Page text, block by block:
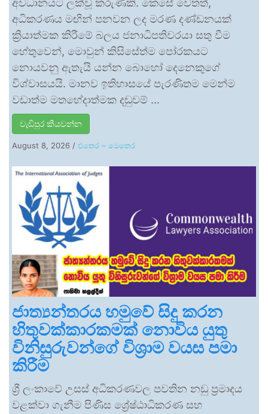
අවධානයට ලක්වූ කරුණකි. කෙසේ වෙතත්,
අධිකරණය මඟින් පනවන ලද මරණ දණ්ඩනයක්
ක්‍රියාත්මක කිරීමේ බලය ජනාධිපතිවරයා සතු වීම
හේතුවෙන්, මොවුන් කිසිසේත්ම පෝරකයට
නොයවනු ඇතැයි යන්න බොහෝ දෙනෙකුගේ
විශ්වාසයයි. මානව ඉතිහාසයේ පැරණිතම මෙන්ම
වඩාත්ම මතභේදාත්මක දඬුවම් …
වැඩිපුර කියවන්න
August 8, 2026 / එතෙර – මෙතෙර
ජාත්‍යන්තරය හමුවේ සිදු කරන
හිතුවක්කාරකමක් නොවිය යුතු
විනිසුරුවන්ගේ විශ්‍රාම වයස පමා
කිරීම
ශ්‍රී ලංකාවේ උසස් අධිකරණවල පවතින නඩු ප්‍රමාදය
වළක්වා ගැනීම පිණිස ශ්‍රේෂ්ඨාධිකරණ සහ